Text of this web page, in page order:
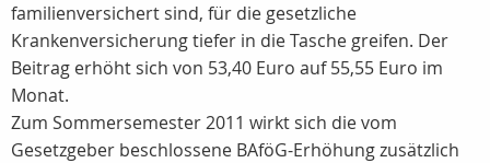
familienversichert sind, für die gesetzliche
Krankenversicherung tiefer in die Tasche greifen. Der
Beitrag erhöht sich von 53,40 Euro auf 55,55 Euro im
Monat.
Zum Sommersemester 2011 wirkt sich die vom
Gesetzgeber beschlossene BAföG-Erhöhung zusätzlich